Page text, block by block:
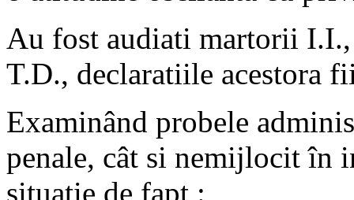
Au fost audiati martorii
T.D., declaratiile acestora
Examinând probele
penale, cât si nemijlocit în
situatie de fapt :